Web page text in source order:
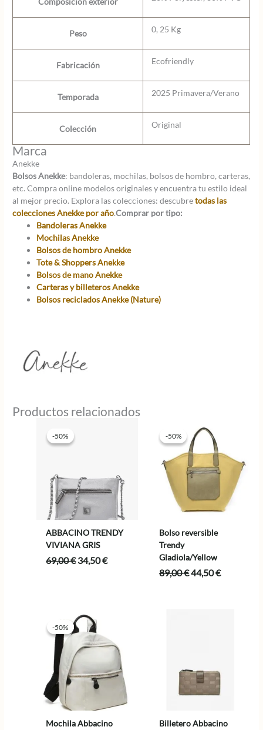
Peso 0, 25 Kg
Fabricación Ecofriendly
Temporada 2025 Primavera/Verano
Colección Original
Marca
Anekke
Bolsos Anekke: bandoleras, mochilas, bolsos de hombro, carteras,
etc. Compra online modelos originales y encuentra tu estilo ideal
al mejor precio. Explora las colecciones: descubretodas las
colecciones Anekke por año.Comprar por tipo:
Bandoleras Anekke
Mochilas Anekke
Bolsos de hombro Anekke
Tote & Shoppers Anekke
Bolsos de mano Anekke
Carteras y billeteros Anekke
Bolsos reciclados Anekke (Nature)
Productos relacionados
-50%
-50%
ABBACINO TRENDY
VIVIANA GRIS
69,00€El
34,50€El
-50%
-50%
Bolso reversible
Trendy
Gladiola/Yellow
89,00€El
44,50€El
-50%
-50%
Mochila Abbacino
Billetero Abbacino